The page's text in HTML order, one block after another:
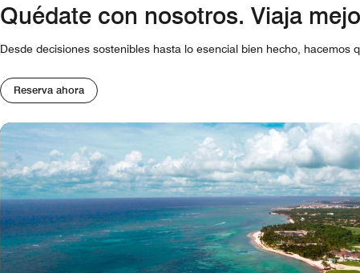
Quédate con nosotros. Viaja
Desde decisiones sostenibles hasta lo esencial bien hecho, hacemos
Reserva ahora